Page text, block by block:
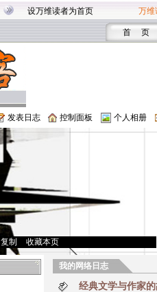
设万维读者为首页 万维
首 页
发表日志 控制面板 个人相册
复制 收藏本页
我的网络日志
经典文学与作家